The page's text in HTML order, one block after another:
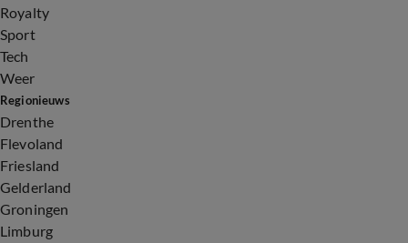
Royalty
Sport
Tech
Weer
Regionieuws
Drenthe
Flevoland
Friesland
Gelderland
Groningen
Limburg